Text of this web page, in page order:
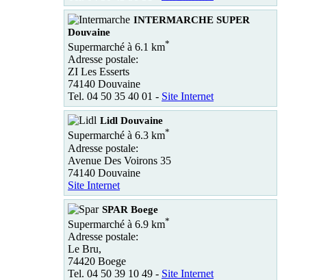
INTERMARCHE SUPER
Douvaine
Supermarché à 6.1 km*
Adresse postale:
ZI Les Esserts
74140 Douvaine
Tel. 04 50 35 40 01 - Site Internet
Lidl Douvaine
Supermarché à 6.3 km*
Adresse postale:
Avenue Des Voirons 35
74140 Douvaine
Site Internet
SPAR Boege
Supermarché à 6.9 km*
Adresse postale:
Le Bru,
74420 Boege
Tel. 04 50 39 10 49 - Site Internet